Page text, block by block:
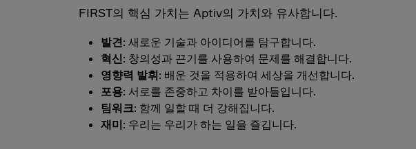
FIRST의 핵심 가치는 Aptiv의 가치와 유사합니다.
발견: 새로운 기술과 아이디어를 탐구합니다.
혁신: 창의성과 끈기를 사용하여 문제를 해결합니다.
영향력 발휘: 배운 것을 적용하여 세상을 개선합니다.
포용: 서로를 존중하고 차이를 받아들입니다.
팀워크: 함께 일할 때 더 강해집니다.
재미: 우리는 우리가 하는 일을 즐깁니다.